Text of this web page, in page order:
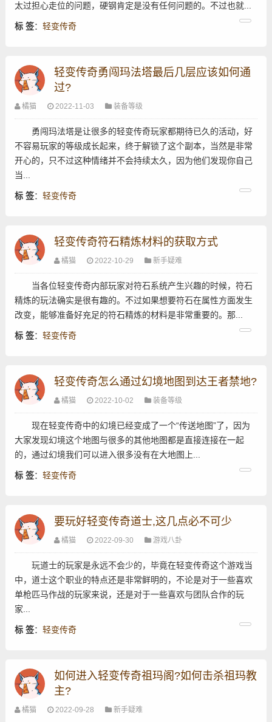
太过担心走位的问题，硬钢肯定是没有任何问题的。不过也就...
标 签： 轻变传奇
轻变传奇勇闯玛法塔最后几层应该如何通
过?
橘猫 2022-11-03 装备等级
勇闯玛法塔是让很多的轻变传奇玩家都期待已久的活动，好
不容易玩家的等级成长起来，终于解锁了这个副本，当然是非常
开心的，只不过这种情绪并不会持续太久，因为他们发现你自己
当...
标 签： 轻变传奇
轻变传奇符石精炼材料的获取方式
橘猫 2022-10-29 新手疑难
当各位轻变传奇内部玩家对符石系统产生兴趣的时候，符石
精炼的玩法确实是很有趣的。不过如果想要符石在属性方面发生
改变，能够准备好充足的符石精炼的材料是非常重要的。那...
标 签： 轻变传奇
轻变传奇怎么通过幻境地图到达王者禁地?
橘猫 2022-10-02 装备等级
现在轻变传奇中的幻境已经变成了一个“传送地图”了，因为
大家发现幻境这个地图与很多的其他地图都是直接连接在一起
的，通过幻境我们可以进入很多没有在大地图上...
标 签： 轻变传奇
要玩好轻变传奇道士,这几点必不可少
橘猫 2022-09-30 游戏八卦
玩道士的玩家是永远不会少的，毕竟在轻变传奇这个游戏当
中，道士这个职业的特点还是非常鲜明的，不论是对于一些喜欢
单枪匹马作战的玩家来说，还是对于一些喜欢与团队合作的玩
家...
标 签： 轻变传奇
如何进入轻变传奇祖玛阁?如何击杀祖玛教
主?
橘猫 2022-09-28 新手疑难